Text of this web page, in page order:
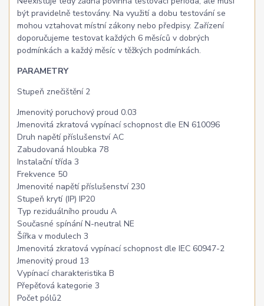
být pravidelně testovány. Na využití a dobu testování se
mohou vztahovat místní zákony nebo předpisy. Zařízení
doporučujeme testovat každých 6 měsíců v dobrých
podmínkách a každý měsíc v těžkých podmínkách.
PARAMETRY
Stupeň znečištění 2
Jmenovitý poruchový proud 0.03
Jmenovitá zkratová vypínací schopnost dle EN 610096
Druh napětí příslušenství AC
Zabudovaná hloubka 78
Instalační třída 3
Frekvence 50
Jmenovité napětí příslušenství 230
Stupeň krytí (IP) IP20
Typ reziduálního proudu A
Současné spínání N-neutral NE
Šířka v modulech 3
Jmenovitá zkratová vypínací schopnost dle IEC 60947-2
Jmenovitý proud 13
Vypínací charakteristika B
Přepěťová kategorie 3
Počet pólů2